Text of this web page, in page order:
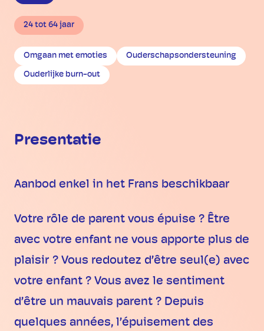
24 tot 64 jaar
Omgaan met emoties Ouderschapsondersteuning
Ouderlijke burn-out
Presentatie
Aanbod enkel in het Frans beschikbaar
Votre rôle de parent vous épuise ? Être
avec votre enfant ne vous apporte plus de
plaisir ? Vous redoutez d’être seul(e) avec
votre enfant ? Vous avez le sentiment
d’être un mauvais parent ? Depuis
quelques années, l’épuisement des